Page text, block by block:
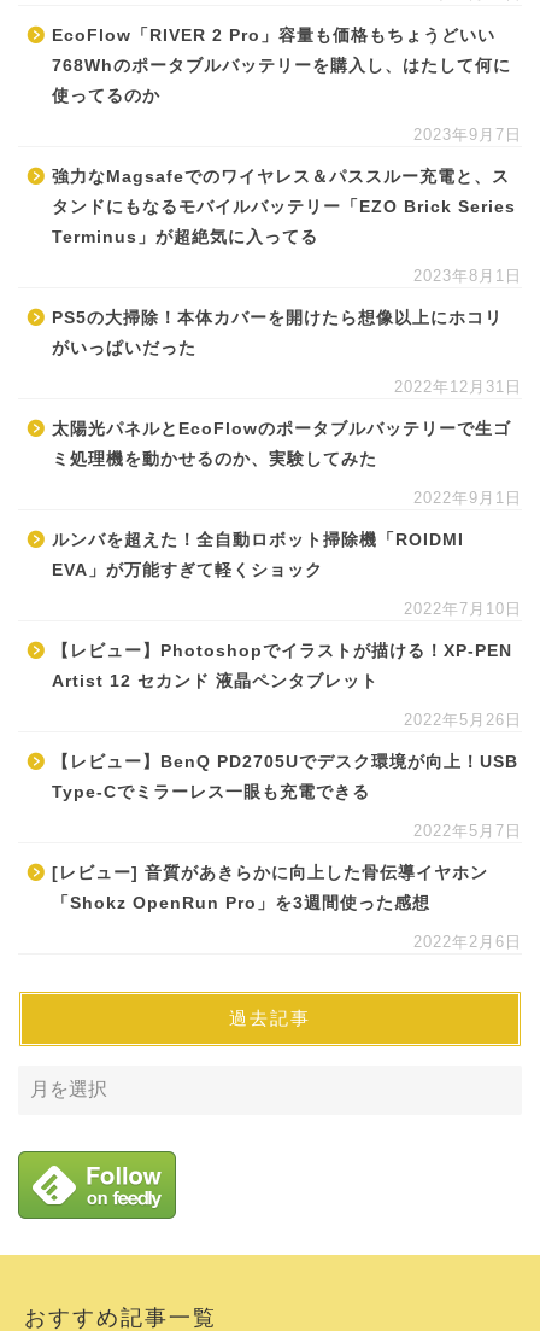
EcoFlow「RIVER 2 Pro」容量も価格もちょうどいい
768Whのポータブルバッテリーを購入し、はたして何に
使ってるのか
2023年9月7日
強力なMagsafeでのワイヤレス＆パススルー充電と、ス
タンドにもなるモバイルバッテリー「EZO Brick Series
Terminus」が超絶気に入ってる
2023年8月1日
PS5の大掃除！本体カバーを開けたら想像以上にホコリ
がいっぱいだった
2022年12月31日
太陽光パネルとEcoFlowのポータブルバッテリーで生ゴ
ミ処理機を動かせるのか、実験してみた
2022年9月1日
ルンバを超えた！全自動ロボット掃除機「ROIDMI
EVA」が万能すぎて軽くショック
2022年7月10日
【レビュー】Photoshopでイラストが描ける！XP-PEN
Artist 12 セカンド 液晶ペンタブレット
2022年5月26日
【レビュー】BenQ PD2705Uでデスク環境が向上！USB
Type-Cでミラーレス一眼も充電できる
2022年5月7日
[レビュー] 音質があきらかに向上した骨伝導イヤホン
「Shokz OpenRun Pro」を3週間使った感想
2022年2月6日
過去記事
おすすめ記事一覧